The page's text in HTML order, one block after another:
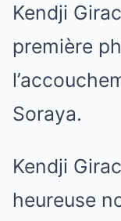
Kendji
première
Soraya.
Kendji
heureuse